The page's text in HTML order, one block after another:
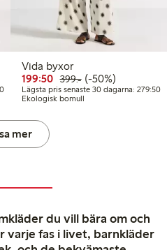
kr kr
Lägsta pris senaste 30 dagarna: 349,50 kr
Vida byxor
199:50 Rabatterat pris: 199,50
399:-Ordinarie pris:
50% rabatt
(-50%)
Lägsta pris senaste 30 dagarna: 279:50
Ekologisk bomull
mer
du vill bära om och
varje fas i livet, barnkläder